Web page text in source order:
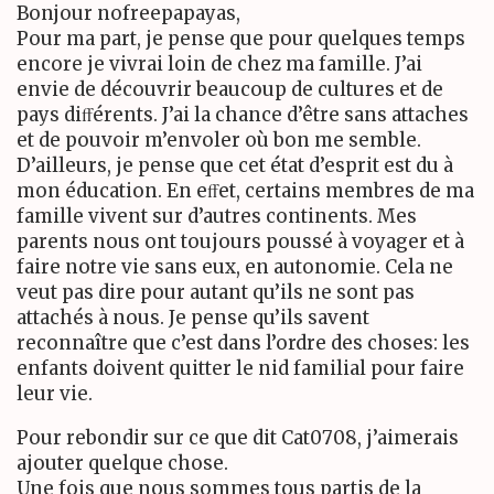
Bonjour nofreepapayas,
Pour ma part, je pense que pour quelques temps
encore je vivrai loin de chez ma famille. J’ai
envie de découvrir beaucoup de cultures et de
pays diﬀérents. J’ai la chance d’être sans attaches
et de pouvoir m’envoler où bon me semble.
D’ailleurs, je pense que cet état d’esprit est du à
mon éducation. En eﬀet, certains membres de ma
famille vivent sur d’autres continents. Mes
parents nous ont toujours poussé à voyager et à
faire notre vie sans eux, en autonomie. Cela ne
veut pas dire pour autant qu’ils ne sont pas
attachés à nous. Je pense qu’ils savent
reconnaître que c’est dans l’ordre des choses: les
enfants doivent quitter le nid familial pour faire
leur vie.
Pour rebondir sur ce que dit Cat0708, j’aimerais
ajouter quelque chose.
Une fois que nous sommes tous partis de la